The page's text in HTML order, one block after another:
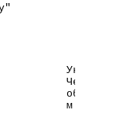
Україна,
Черкаська
обл.,
м. Умань